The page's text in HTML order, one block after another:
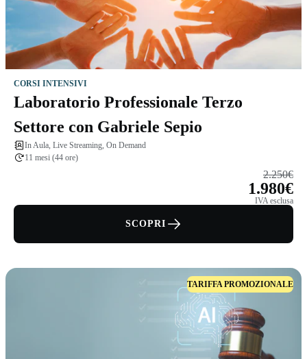
CORSI INTENSIVI
Laboratorio Professionale Terzo
Settore con Gabriele Sepio
In Aula, Live Streaming, On Demand
11 mesi (44 ore)
2.250€
1.980€
IVA esclusa
SCOPRI
TARIFFA PROMOZIONALE